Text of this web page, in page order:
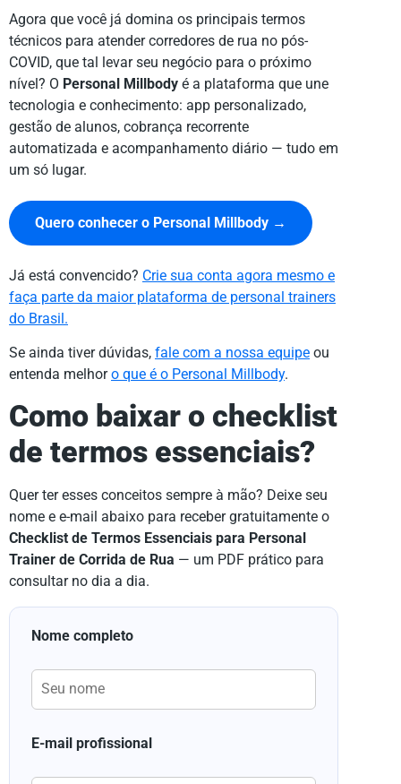
Agora que você já domina os principais termos
técnicos para atender corredores de rua no pós-
COVID, que tal levar seu negócio para o próximo
nível? O Personal Millbody é a plataforma que une
tecnologia e conhecimento: app personalizado,
gestão de alunos, cobrança recorrente
automatizada e acompanhamento diário — tudo em
um só lugar.
Quero conhecer o Personal Millbody →
Já está convencido? Crie sua conta agora mesmo e
faça parte da maior plataforma de personal trainers
do Brasil.
Se ainda tiver dúvidas, fale com a nossa equipe ou
entenda melhoro que é o Personal Millbody.
Como baixar o checklist
de termos essenciais?
Quer ter esses conceitos sempre à mão? Deixe seu
nome e e-mail abaixo para receber gratuitamente o
Checklist de Termos Essenciais para Personal
Trainer de Corrida de Rua — um PDF prático para
consultar no dia a dia.
Nome completo
E-mail profissional